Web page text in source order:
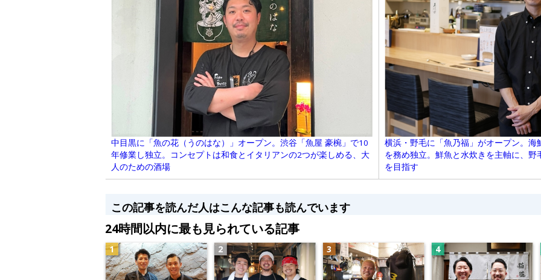
中目黒に「魚の花（うのはな）」オープン。渋谷「魚屋 豪椀」で10
年修業し独立。コンセプトは和食とイタリアンの2つが楽しめる、大
人のための酒場
横浜・野毛に「魚乃福」がオープン。
を務め独立。鮮魚と水炊きを主軸に、
を目指す
この記事を読んだ人はこんな記事も読んでいます
24時間以内に最も見られている記事